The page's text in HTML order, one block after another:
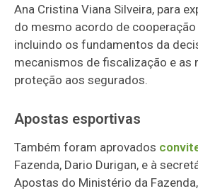
Ana Cristina Viana Silveira, para
do mesmo acordo de
incluindo os fundamentos da
mecanismos de fiscalização e as
proteção aos segurados.
Apostas esportivas
Também foram aprovados
Fazenda, Dario Durigan, e à
Apostas do Ministério da